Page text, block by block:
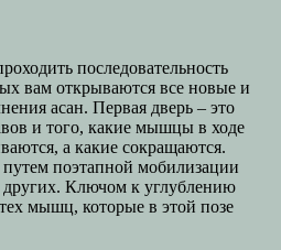
последовательность
вам открываются все новые и
асан. Первая дверь – это
и того, какие мышцы в ходе
а какие сокращаются.
поэтапной мобилизации
Ключом к углублению
мышц, которые в этой позе